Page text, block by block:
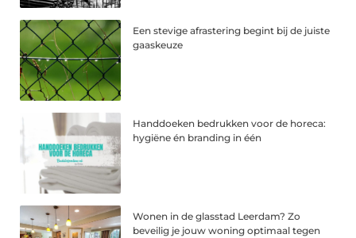
Een stevige afrastering begint bij de juiste
gaaskeuze
Handdoeken bedrukken voor de horeca:
hygiëne én branding in één
Wonen in de glasstad Leerdam? Zo
beveilig je jouw woning optimaal tegen